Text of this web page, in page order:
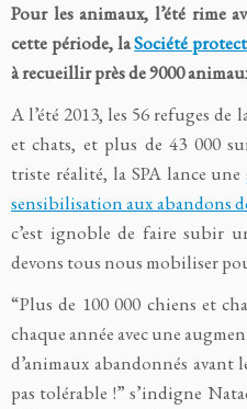
Pour les animaux, l’été rime
cette période, laSociété
à recueillir près de 9000
A l’été 2013, les 56 refuges
et chats, et plus de 43 000
triste réalité, la SPA lance une
sensibilisation aux abandons
c’est ignoble de faire subir
devons tous nous mobiliser
“Plus de 100 000 chiens et
chaque année avec une
d’animaux abandonnés avant
pas tolérable !” s’indigne